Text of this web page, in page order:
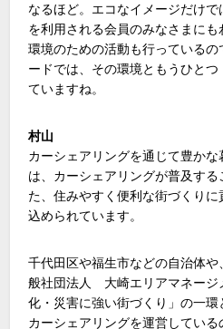
なるほど。エコなイメージだけ
を利用される会員のみなさまに
環境のための活動も行っている
ードでは、その環境ともうひと
ていますね。
村山
カーシェアリングを通じて豊か
は、カーシェアリングが普及す
た、住みやすく便利な街づくり
込められています。
千代田区や福生市などの自治体
般社団法人 大崎エリアマネージ
化・災害に強い街づくり」の一
カーシェアリングを運営している